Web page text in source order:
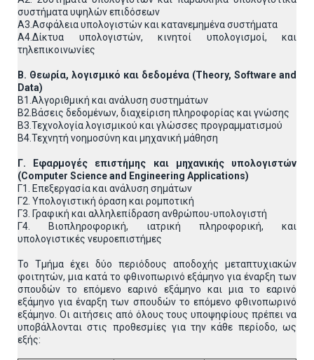
συστήματα υψηλών επιδόσεων
Α3.Ασφάλεια υπολογιστών και κατανεμημένα συστήματα
Α4.Δίκτυα υπολογιστών, κινητοί υπολογισμοί, και
τηλεπικοινωνίες
Β. Θεωρία, λογισμικό και δεδομένα (Theory, Software and
Data)
Β1.Αλγοριθμική και ανάλυση συστημάτων
Β2.Βάσεις δεδομένων, διαχείριση πληροφορίας και γνώσης
Β3.Τεχνολογία λογισμικού και γλώσσες προγραμματισμού
Β4.Τεχνητή νοημοσύνη και μηχανική μάθηση
Γ. Εφαρμογές επιστήμης και μηχανικής υπολογιστών
(Computer Scienceand Engineering Applications)
Γ1. Επεξεργασία και ανάλυση σημάτων
Γ2. Υπολογιστική όραση και ρομποτική
Γ3. Γραφική και αλληλεπίδραση ανθρώπου-υπολογιστή
Γ4. Βιοπληροφορική, ιατρική πληροφορική, και
υπολογιστικές νευροεπιστήμες
Το Τμήμα έχει δύο περιόδους αποδοχής μεταπτυχιακών
φοιτητών, μια κατά το φθινοπωρινό εξάμηνο για έναρξη των
σπουδών το επόμενο εαρινό εξάμηνο και μια το εαρινό
εξάμηνο για έναρξη των σπουδών το επόμενο φθινοπωρινό
εξάμηνο. Οι αιτήσεις από όλους τους υποψηφίους πρέπει να
υποβάλλονται στις προθεσμίες για την κάθε περίοδο, ως
εξής: